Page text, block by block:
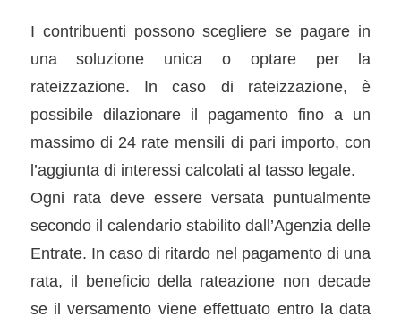
I contribuenti possono scegliere se pagare in
una soluzione unica o optare per la
rateizzazione. In caso di rateizzazione, è
possibile dilazionare il pagamento fino a un
massimo di 24 rate mensili di pari importo, con
l’aggiunta di interessi calcolati al tasso legale.
Ogni rata deve essere versata puntualmente
secondo il calendario stabilito dall’Agenzia delle
Entrate. In caso di ritardo nel pagamento di una
rata, il beneficio della rateazione non decade
se il versamento viene effettuato entro la data